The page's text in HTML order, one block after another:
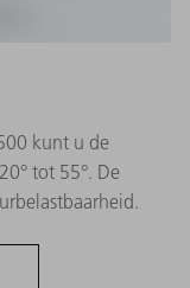
kunt u de
tot 55°. De